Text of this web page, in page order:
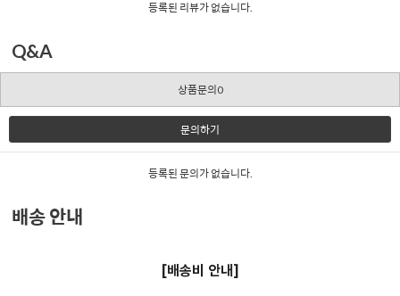
등록된 리뷰가 없습니다.
Q&A
상품문의0
문의하기
등록된 문의가 없습니다.
배송 안내
[배송비 안내]